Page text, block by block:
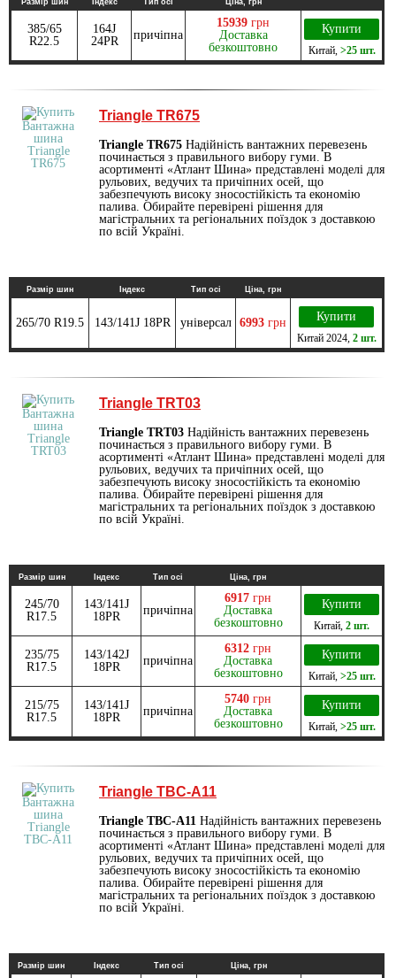
385/65
R22.5
164J
24PR
причіпна
15939 грн
Доставка
безкоштовно
Купити
Китай, >25 шт.
Triangle TR675
Triangle TR675 Надійність вантажних перевезень
починається з правильного вибору гуми. В
асортименті «Атлант Шина» представлені моделі для
рульових, ведучих та причіпних осей, що
забезпечують високу зносостійкість та економію
палива. Обирайте перевірені рішення для
магістральних та регіональних поїздок з доставкою
по всій Україні.
Размір шин Індекс Тип осі Ціна, грн
265/70 R19.5 143/141J 18PR універсал 6993 грн Купити
Китай2024, 2 шт.
Triangle TRT03
Triangle TRT03 Надійність вантажних перевезень
починається з правильного вибору гуми. В
асортименті «Атлант Шина» представлені моделі для
рульових, ведучих та причіпних осей, що
забезпечують високу зносостійкість та економію
палива. Обирайте перевірені рішення для
магістральних та регіональних поїздок з доставкою
по всій Україні.
Размір шин Індекс Тип осі Ціна, грн
245/70
R17.5
143/141J
18PR
причіпна
6917 грн
Доставка
безкоштовно
Купити
Китай 2 шт.
235/75
R17.5
143/142J
18PR
причіпна
6312 грн
Доставка
безкоштовно
Купити
Китай, >25 шт.
215/75
R17.5
143/141J
18PR
причіпна
5740 грн
Доставка
безкоштовно
Купити
Китай, >25 шт.
Triangle TBC-A11
Triangle TBC-A11 Надійність вантажних перевезень
починається з правильного вибору гуми. В
асортименті «Атлант Шина» представлені моделі для
рульових, ведучих та причіпних осей, що
забезпечують високу зносостійкість та економію
палива. Обирайте перевірені рішення для
магістральних та регіональних поїздок з доставкою
по всій Україні.
Размір шин Індекс Тип осі Ціна, грн